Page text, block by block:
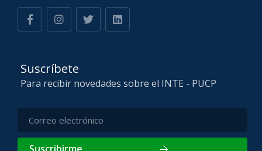
Suscríbete
Para recibir novedades sobre el INTE - PUCP